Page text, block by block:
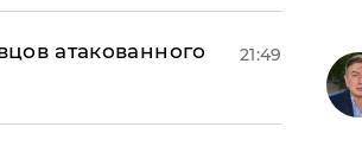
атакованного
21:49